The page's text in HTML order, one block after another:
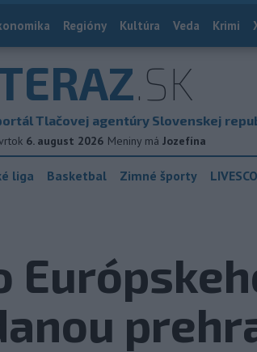
Regióny Kultúra Veda Krimi
.SK
Tlačovej agentúry Slovenskej
6. august 2026 Meniny má Jozefína
liga Basketbal Zimné športy